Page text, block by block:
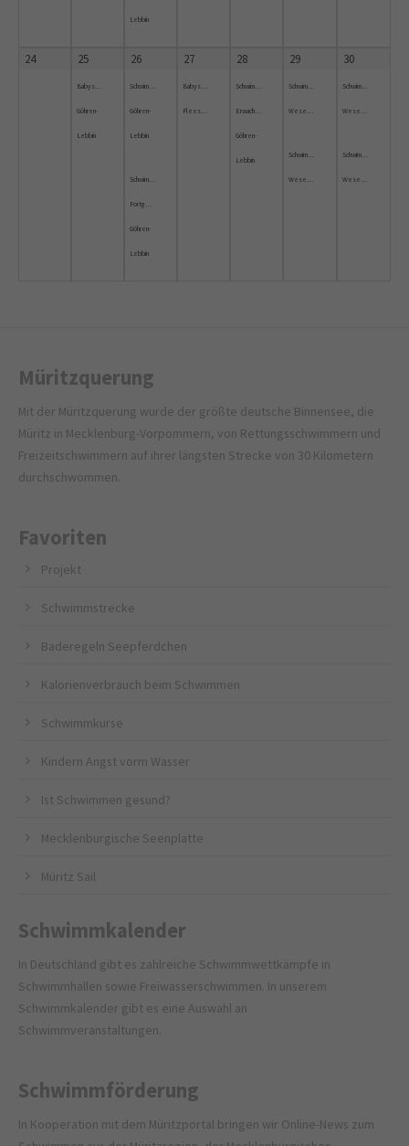
Lebbin
24 25
Babyschwimmen
Göhren-
Lebbin
26
Schwimmkurs
Göhren-
Lebbin
Schwimmkurs
Fortgeschrittene
Göhren-
Lebbin
27
Babyschwimmkurs
Fleesensee
28
Schwimmkurs
Erwachsene
Göhren-
Lebbin
29
Schwimmkurs
Wesenberg
Schwimmkurs
Wesenberg
30
Schwimmkurs
Wesenberg
Schwimmkurs
Wesenberg
Müritzquerung
Mit der Müritzquerung wurde der größte deutsche Binnensee, die
Müritz in Mecklenburg-Vorpommern, von Rettungsschwimmern und
Freizeitschwimmern auf ihrer längsten Strecke von 30 Kilometern
durchschwommen.
Favoriten
Projekt
Schwimmstrecke
Baderegeln Seepferdchen
Kalorienverbrauch beim Schwimmen
Schwimmkurse
Kindern Angst vorm Wasser
Ist Schwimmen gesund?
Mecklenburgische Seenplatte
Müritz Sail
Schwimmkalender
In Deutschland gibt es zahlreiche Schwimmwettkämpfe in
Schwimmhallen sowie Freiwasserschwimmen. In unserem
Schwimmkalender gibt es eine Auswahl an
Schwimmveranstaltungen.
Schwimmförderung
In Kooperation mit dem Müritzportal bringen wir Online-News zum